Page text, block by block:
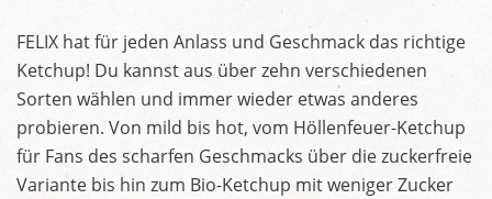
FELIX hat für jeden Anlass und Geschmack das richtige
Ketchup! Du kannst aus über zehn verschiedenen
Sorten wählen und immer wieder etwas anderes
probieren. Von mild bis hot, vom Höllenfeuer-Ketchup
für Fans des scharfen Geschmacks über die zuckerfreie
Variante bis hin zum Bio-Ketchup mit weniger Zucker